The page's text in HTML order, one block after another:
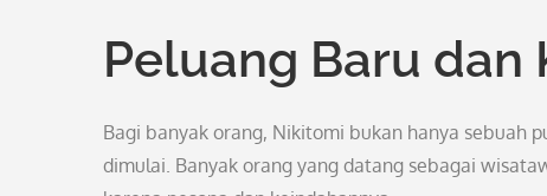
Peluang Baru dan
Bagi banyak orang, Nikitomi bukan hanya sebuah
dimulai. Banyak orang yang datang sebagai